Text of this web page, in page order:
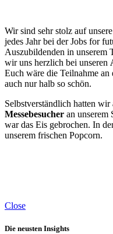
Wir sind sehr stolz auf unsere
jedes Jahr bei der Jobs for
Auszubildenden in unserem
wir uns herzlich bei unseren
Euch wäre die Teilnahme an
auch nur halb so schön.
Selbstverständlich hatten wir
Messebesucher an unserem
war das Eis gebrochen. In
unserem frischen Popcorn.
Close
Die neusten Insights